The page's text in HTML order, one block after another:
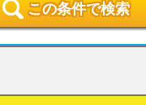
この条件で検索